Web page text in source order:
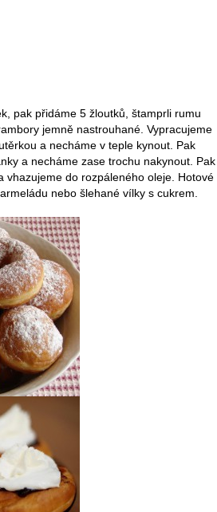
pak přidáme 5 žloutků, štamprli rumu
jemně nastrouhané. Vypracujeme
a necháme v teple kynout. Pak
a necháme zase trochu nakynout. Pak
vhazujeme do rozpáleného oleje. Hotové
nebo šlehané vílky s cukrem.